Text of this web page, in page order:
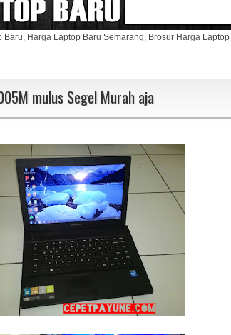
Harga Laptop Baru Semarang, Brosur Harga
mulus Segel Murah aja